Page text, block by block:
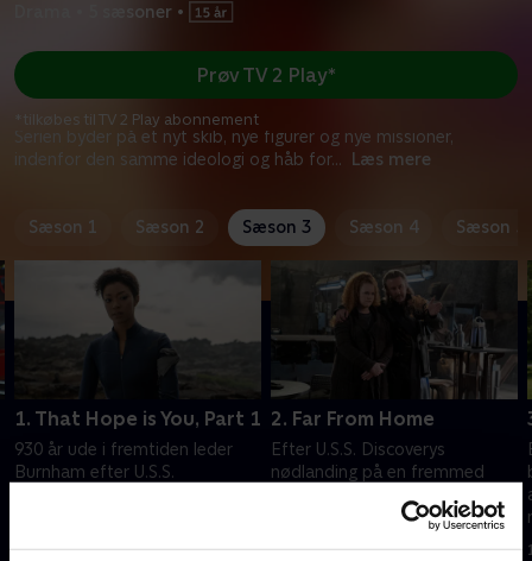
5 sæsoner •
Serien byder på et nyt skib, nye figurer og nye missioner,
indenfor den samme ideologi og håb for... Læs mere
Prøv TV 2 Play*
*tilkøbes til TV 2 Play abonnement
Sæson 1 Sæson 2 Sæson 3 Sæson 4 Sæson 5
1. That Hope is You, Part 1
930 år ude i fremtiden leder
Burnham efter U.S.S.
11. februar 2022 • 49 min
2. Far From Home
Efter U.S.S. Discoverys
nødlanding på en fremmed
skibet i en fart. Imens drager
11. februar 2022 • 51 min